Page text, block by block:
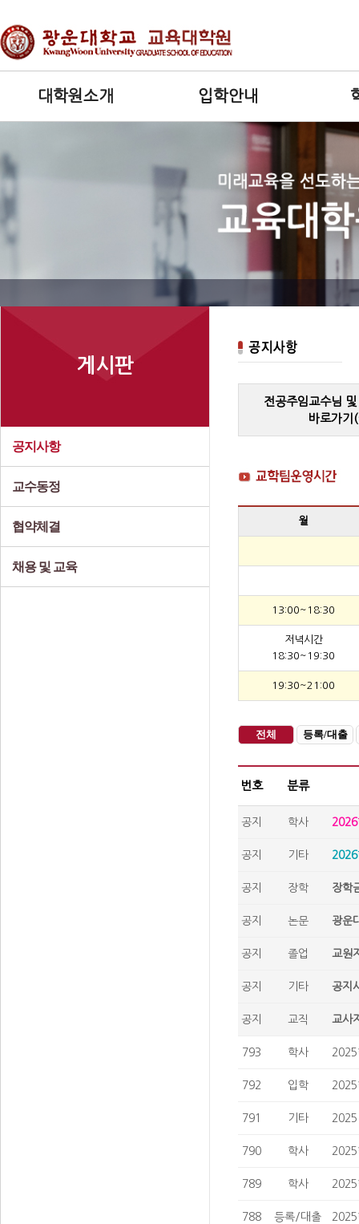
대학원소개 입학안내
게시판
공지사항
교수동정
협약체결
채용 및 교육
전공주임교수님
바로가기
월
13:00~18:30
저녁시간
18:30~19:30
19:30~21:00
전체 등록/대출
번호 분류
공지 학사 2026
공지 기타 2026
공지 장학 장학
공지 논문 광운
공지 졸업 교원
공지 기타 공지
공지 교직 교사
793 학사 2025
792 입학 2025
791 기타 2025
790 학사 2025
789 학사 2025
788 등록/대출 2025